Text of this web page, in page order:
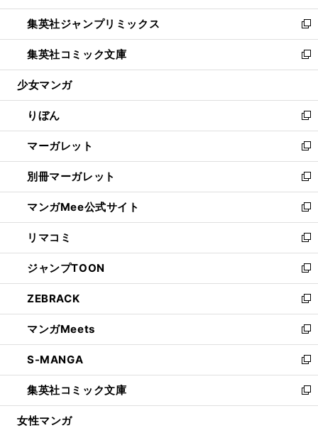
開
く
ウ
で
開
く
ン
ド
ウ
で
開
ウ
ィ
ン
ド
ウ
開
く
し
い
ウ
ィ
ン
ウ
で
開
く
集英社ジャンプリミックス
新
し
い
ウ
ン
ド
ウ
で
開
く
集英社コミック文庫
新
し
ウ
ィ
ン
ド
ウ
で
開
く
少女マンガ
りぼん
新
し
い
ウ
ィ
ン
ド
ウ
で
開
く
マーガレット
新
し
い
ウ
ィ
ン
ド
ウ
で
開
く
別冊マーガレット
新
し
い
ウ
ィ
ン
ド
ウ
で
開
く
マンガMee公式サイト
新
し
い
ウ
ィ
ン
ド
ウ
で
開
く
リマコミ
新
し
い
ウ
ィ
ン
ド
ウ
で
開
く
ジャンプTOON
新
し
い
ウ
ィ
ン
ド
ウ
で
開
ZEBRACK
新
し
い
ウ
ィ
ン
ド
ウ
マンガMeets
新
し
い
ウ
ィ
ン
S-MANGA
新
し
い
ウ
集英社コミック文庫
新
し
女性マンガ